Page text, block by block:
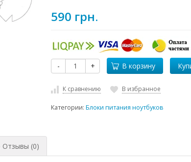
590 грн.
- + В корзину
К сравнению В избранное
Категории:Блоки питания ноутбуков
Отзывы (0)